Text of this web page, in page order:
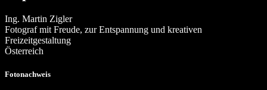
Ing. Martin Zigler
Fotograf mit Freude, zur Entspannung und kreativen
Freizeitgestaltung
Österreich
Fotonachweis